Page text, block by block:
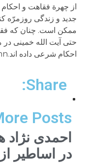
از چهرة فقاهت و احکام
جدید و زندگی روزمرّه
ممکن است. چنان که
حتی آیت الله خمینی در
احکام شرعی داده اند.nn
Share:
Posts
احمدی
در اساطیر